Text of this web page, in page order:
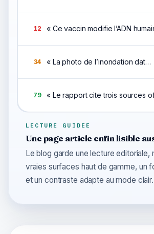
12 « Ce vaccin modifie l’ADN
34 « La photo de l’inondation date de cette semaine
79 « Le rapport cite trois sources
LECTURE GUIDEE
Une page article enfin lisible
Le blog garde une lecture editoriale,
vraies surfaces haut de gamme, un
et un contraste adapte au mode clair.